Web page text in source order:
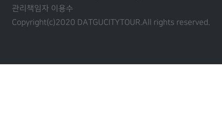
관리책임자 이용수
Copyright(c)2020 DATGUCITYTOUR.All rights reserved.